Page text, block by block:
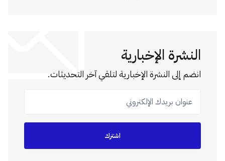
النشرة الإخبارية
انضم إلى النشرة الإخبارية لتلقي آخر التحديثات.
عنوان بريدك الإلكتروني
اشترك